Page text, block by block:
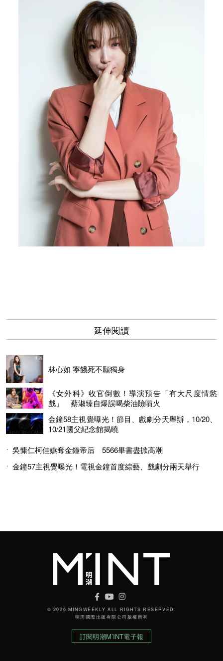
延伸閱讀
林心如 寧餓死不願獨身
《女外科》收官倒數！導演預告「有大尺度情慾
戲」 蔡淑臻自爆誤喝柴油險噴火
金鐘58主視覺曝光！節目、戲劇分天舉辦，10/20、
10/21國父紀念館揭曉
吳慷仁柯佳嬿奪金鐘帝后 5566畢書盡掀高潮
金鐘57主視覺曝光！電視金鐘首度綜藝、戲劇分兩天舉行
© 2026 MINGWEEKLY ALL RIGHTS RESERVED.
明周國際岀版有限公司版權所有
訂閱明潮M’INT電子報